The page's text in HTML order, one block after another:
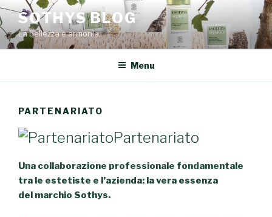
Salta
al
contenuto
SOTHYS BLOG
La bellezza è armonia.
Menu
PARTENARIATO
Partenariato
Una collaborazione professionale fondamentale
tra le estetiste e l’azienda: la vera essenza
del marchio Sothys.